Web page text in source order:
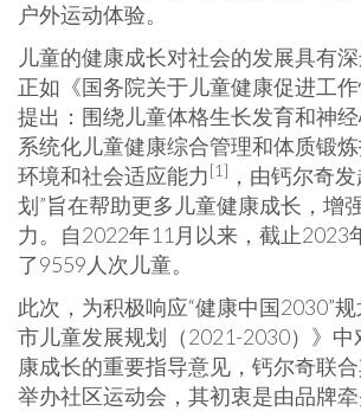
户外运动体验。
儿童的健康成长对社会的发展具有深
正如《国务院关于儿童健康促进工
提出：围绕儿童体格生长发育和神
系统化儿童健康综合管理和体质锻
环境和社会适应能力[1] ，由钙尔奇
划”旨在帮助更多儿童健康成长，增
力。自2022年11月以来，截止2023
了9559人次儿童。
此次，为积极响应“健康中国2030”
市儿童发展规划（2021-2030）》中
康成长的重要指导意见，钙尔奇联
举办社区运动会，其初衷是由品牌